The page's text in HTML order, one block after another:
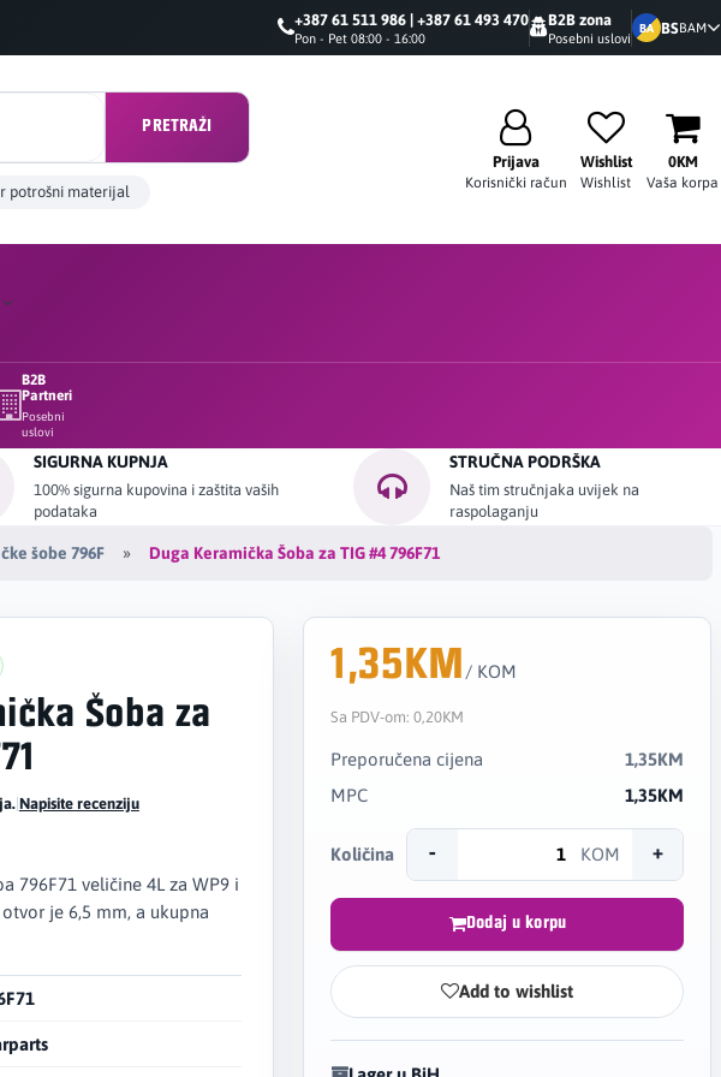
+387 61 511 986 | +387 61 493 470
Pon - Pet 08:00 - 16:00
B2B zona
Posebni uslovi
BA BSBAM
PRETRAŽI
potrošni materijal
Prijava
Korisnički račun
Wishlist
Wishlist
0KM
Vaša korpa
B2B
Partneri
Posebni
uslovi
SIGURNA KUPNJA
100% sigurna kupovina i zaštita vaših
podataka
STRUČNA PODRŠKA
Naš tim stručnjaka uvijek na
raspolaganju
šobe 796F Duga Keramička Šoba za TIG #4 796F71
Šoba za
|Napisite recenziju
796F71 veličine 4L za WP9 i
je 6,5 mm, a ukupna
1,35KM / KOM
Sa PDV-om:0,20KM
Preporučena cijena
1,35KM
MPC
1,35KM
Količina - KOM +
Dodaj u korpu
Add to wishlist